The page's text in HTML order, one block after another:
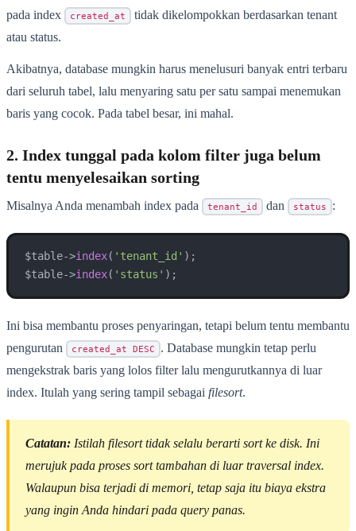
pada index
created_at
tidak dikelompokkan berdasarkan tenant
atau status.
Akibatnya, database mungkin harus menelusuri banyak entri terbaru
dari seluruh tabel, lalu menyaring satu per satu sampai menemukan
baris yang cocok. Pada tabel besar, ini mahal.
2. Index tunggal pada kolom filter juga belum
tentu menyelesaikan sorting
Misalnya Anda menambah index pada tenant_id dan status :
$table->index( 'tenant_id' );
$table->index( 'status' );
Ini bisa membantu proses penyaringan, tetapi belum tentu membantu
pengurutan
created_at DESC
. Database mungkin tetap perlu
mengekstrak baris yang lolos filter lalu mengurutkannya di luar
index. Itulah yang sering tampil sebagai filesort.
Catatan: Istilah filesorttidak selalu berarti sort ke disk. Ini
merujuk pada proses sort tambahan di luar traversal index.
Walaupun bisa terjadi di memori, tetap saja itu biaya ekstra
yang ingin Anda hindari pada query panas.